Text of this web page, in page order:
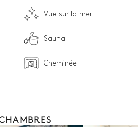
Vue sur la mer
Sauna
Cheminée